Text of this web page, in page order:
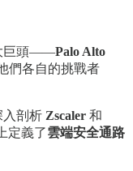
巨頭——Palo Alto
們各自的挑戰者
入剖析 Zscaler 和
定義了雲端安全通路